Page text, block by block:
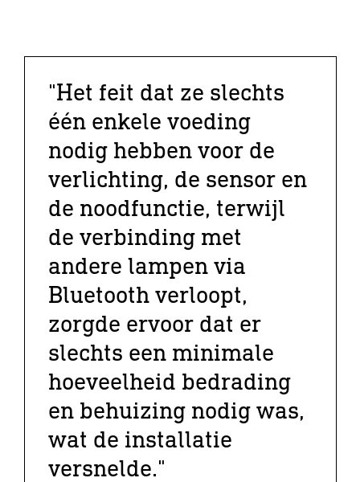
"Het feit dat ze slechts
één enkele voeding
nodig hebben voor de
verlichting, de sensor en
de noodfunctie, terwijl
de verbinding met
andere lampen via
Bluetooth verloopt,
zorgde ervoor dat er
slechts een minimale
hoeveelheid bedrading
en behuizing nodig was,
wat de installatie
versnelde."